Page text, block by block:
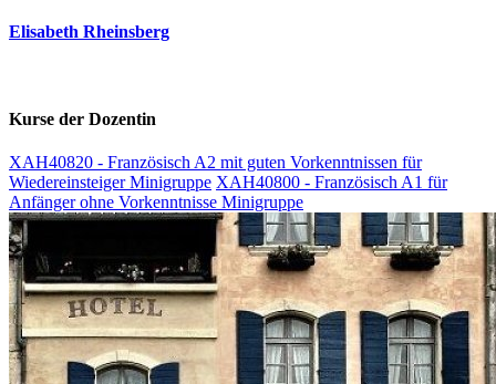
Elisabeth Rheinsberg
Kurse der Dozentin
XAH40820 - Französisch A2 mit guten Vorkenntnissen für
Wiedereinsteiger Minigruppe XAH40800 - Französisch A1 für
Anfänger ohne Vorkenntnisse Minigruppe